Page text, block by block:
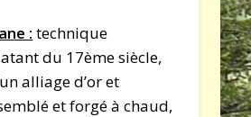
: technique
du 17ème siècle,
alliage d’or et
et forgé à chaud,